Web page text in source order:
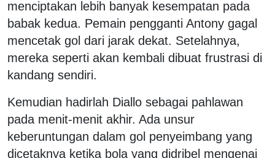
menciptakan lebih banyak kesempatan pada
babak kedua. Pemain pengganti Antony gagal
mencetak gol dari jarak dekat. Setelahnya,
mereka seperti akan kembali dibuat frustrasi di
kandang sendiri.
Kemudian hadirlah Diallo sebagai pahlawan
pada menit-menit akhir. Ada unsur
keberuntungan dalam gol penyeimbang yang
dicetaknya ketika bola yang didribel mengenai